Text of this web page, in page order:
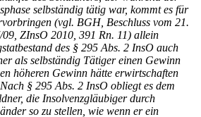
selbständig tätig war, kommt es für
(vgl. BGH, Beschluss vom 21.
ZInsO 2010, 391 Rn. 11) allein
des § 295 Abs. 2 InsO auch
als selbständig Tätiger einen Gewinn
höheren Gewinn hätte erwirtschaften
§ 295 Abs. 2 InsO obliegt es dem
die Insolvenzgläubiger durch
so zu stellen, wie wenn er ein